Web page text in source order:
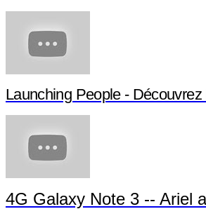
Launching People - Découvrez les
4G Galaxy Note 3 -- Ariel